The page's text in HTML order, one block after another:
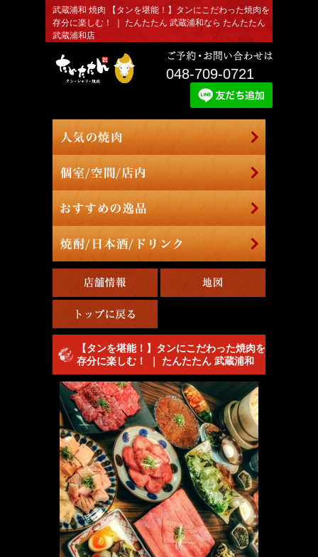
武蔵浦和 焼肉 【タンを堪能！】タンにこだわった焼肉を
存分に楽しむ！ ｜ たんたたん 武蔵浦和なら たんたたん
武蔵浦和店
048-709-0721
【タンを堪能！】タンにこだわった焼肉を
存分に楽しむ！ ｜ たんたたん 武蔵浦和